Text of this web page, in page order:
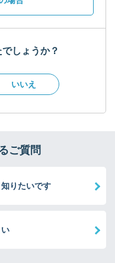
しょうか？
いいえ
ご質問
りたいです